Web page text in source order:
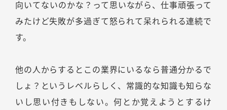
向いてないのかな？って思いながら、仕事頑張って
みたけど失敗が多過ぎて怒られて呆れられる連続で
す。
他の人からするとこの業界にいるなら普通分かるで
しょ？というレベルらしく、常識的な知識も知らな
いし思い付きもしない。何とか覚えようとするけ